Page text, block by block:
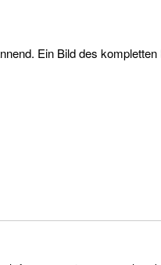
Ein Bild des